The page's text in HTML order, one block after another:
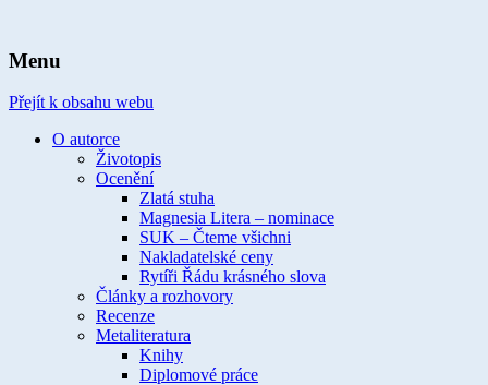
Ivona Březinová
Menu
Přejít k obsahu webu
O autorce
Životopis
Ocenění
Zlatá stuha
Magnesia Litera – nominace
SUK – Čteme všichni
Nakladatelské ceny
Rytíři Řádu krásného slova
Články a rozhovory
Recenze
Metaliteratura
Knihy
Diplomové práce